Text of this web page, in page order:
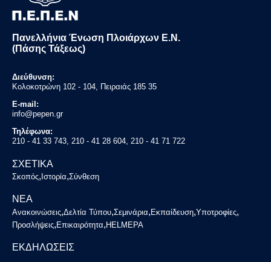
Πανελλήνια Ένωση Πλοιάρχων Ε.Ν.
(Πάσης Τάξεως)
Διεύθυνση:
Κολοκοτρώνη 102 - 104, Πειραιάς 185 35
E-mail:
info@pepen.gr
Τηλέφωνα:
210 - 41 33 743, 210 - 41 28 604, 210 - 41 71 722
ΣΧΕΤΙΚΑ
Σκοπός, Ιστορία,Σύνθεση
ΝΕΑ
Ανακοινώσεις,Δελτία Τύπου,Σεμινάρια, Εκπαίδευση,Υποτροφίες,
Προσλήψεις, Επικαιρότητα, HELMEPA
ΕΚΔΗΛΩΣΕΙΣ